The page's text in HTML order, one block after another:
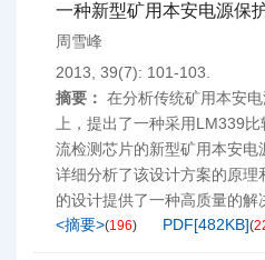
一种新型矿用本安电源保
周雪峰
2013, 39(7): 101-103.
摘要： 在分析传统矿用本安
上，提出了一种采用LM339
流检测芯片的新型矿用本安
详细分析了该设计方案的原
的设计提供了一种高质量的解
<摘要>(196) PDF[482KB](